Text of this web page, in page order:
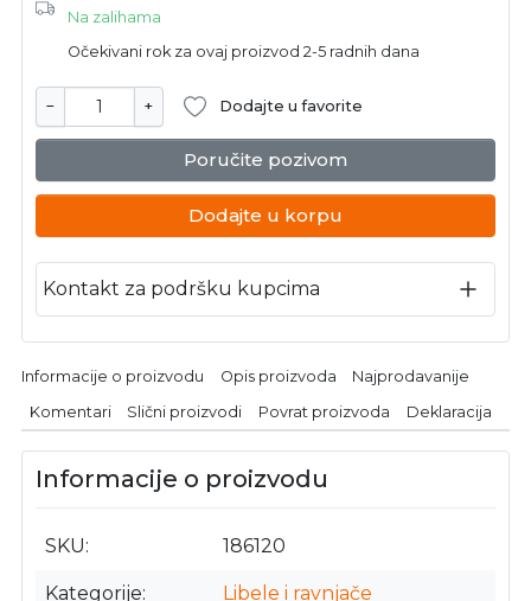
Na zalihama
Očekivani rok za ovaj proizvod 2-5 radnih dana
− + Dodajte u favorite
Poručite pozivom
Dodajte u korpu
Kontakt za podršku kupcima
Informacije o proizvodu Opis proizvoda Najprodavanije
Komentari Slični proizvodi Povrat proizvoda Deklaracija
Informacije o proizvodu
SKU 186120
Kategorije Libele i ravnjače